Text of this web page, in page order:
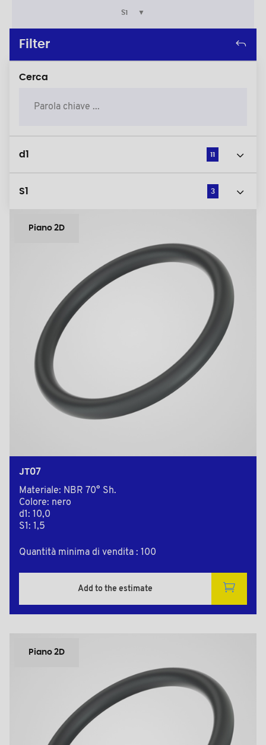
S1
Filter
Cerca
d1 11
S1 3
Piano 2D
JT07
Materiale: NBR 70° Sh.
Colore: nero
d1: 10,0
S1: 1,5
Quantità minima di vendita : 100
Add to the estimate
Piano 2D